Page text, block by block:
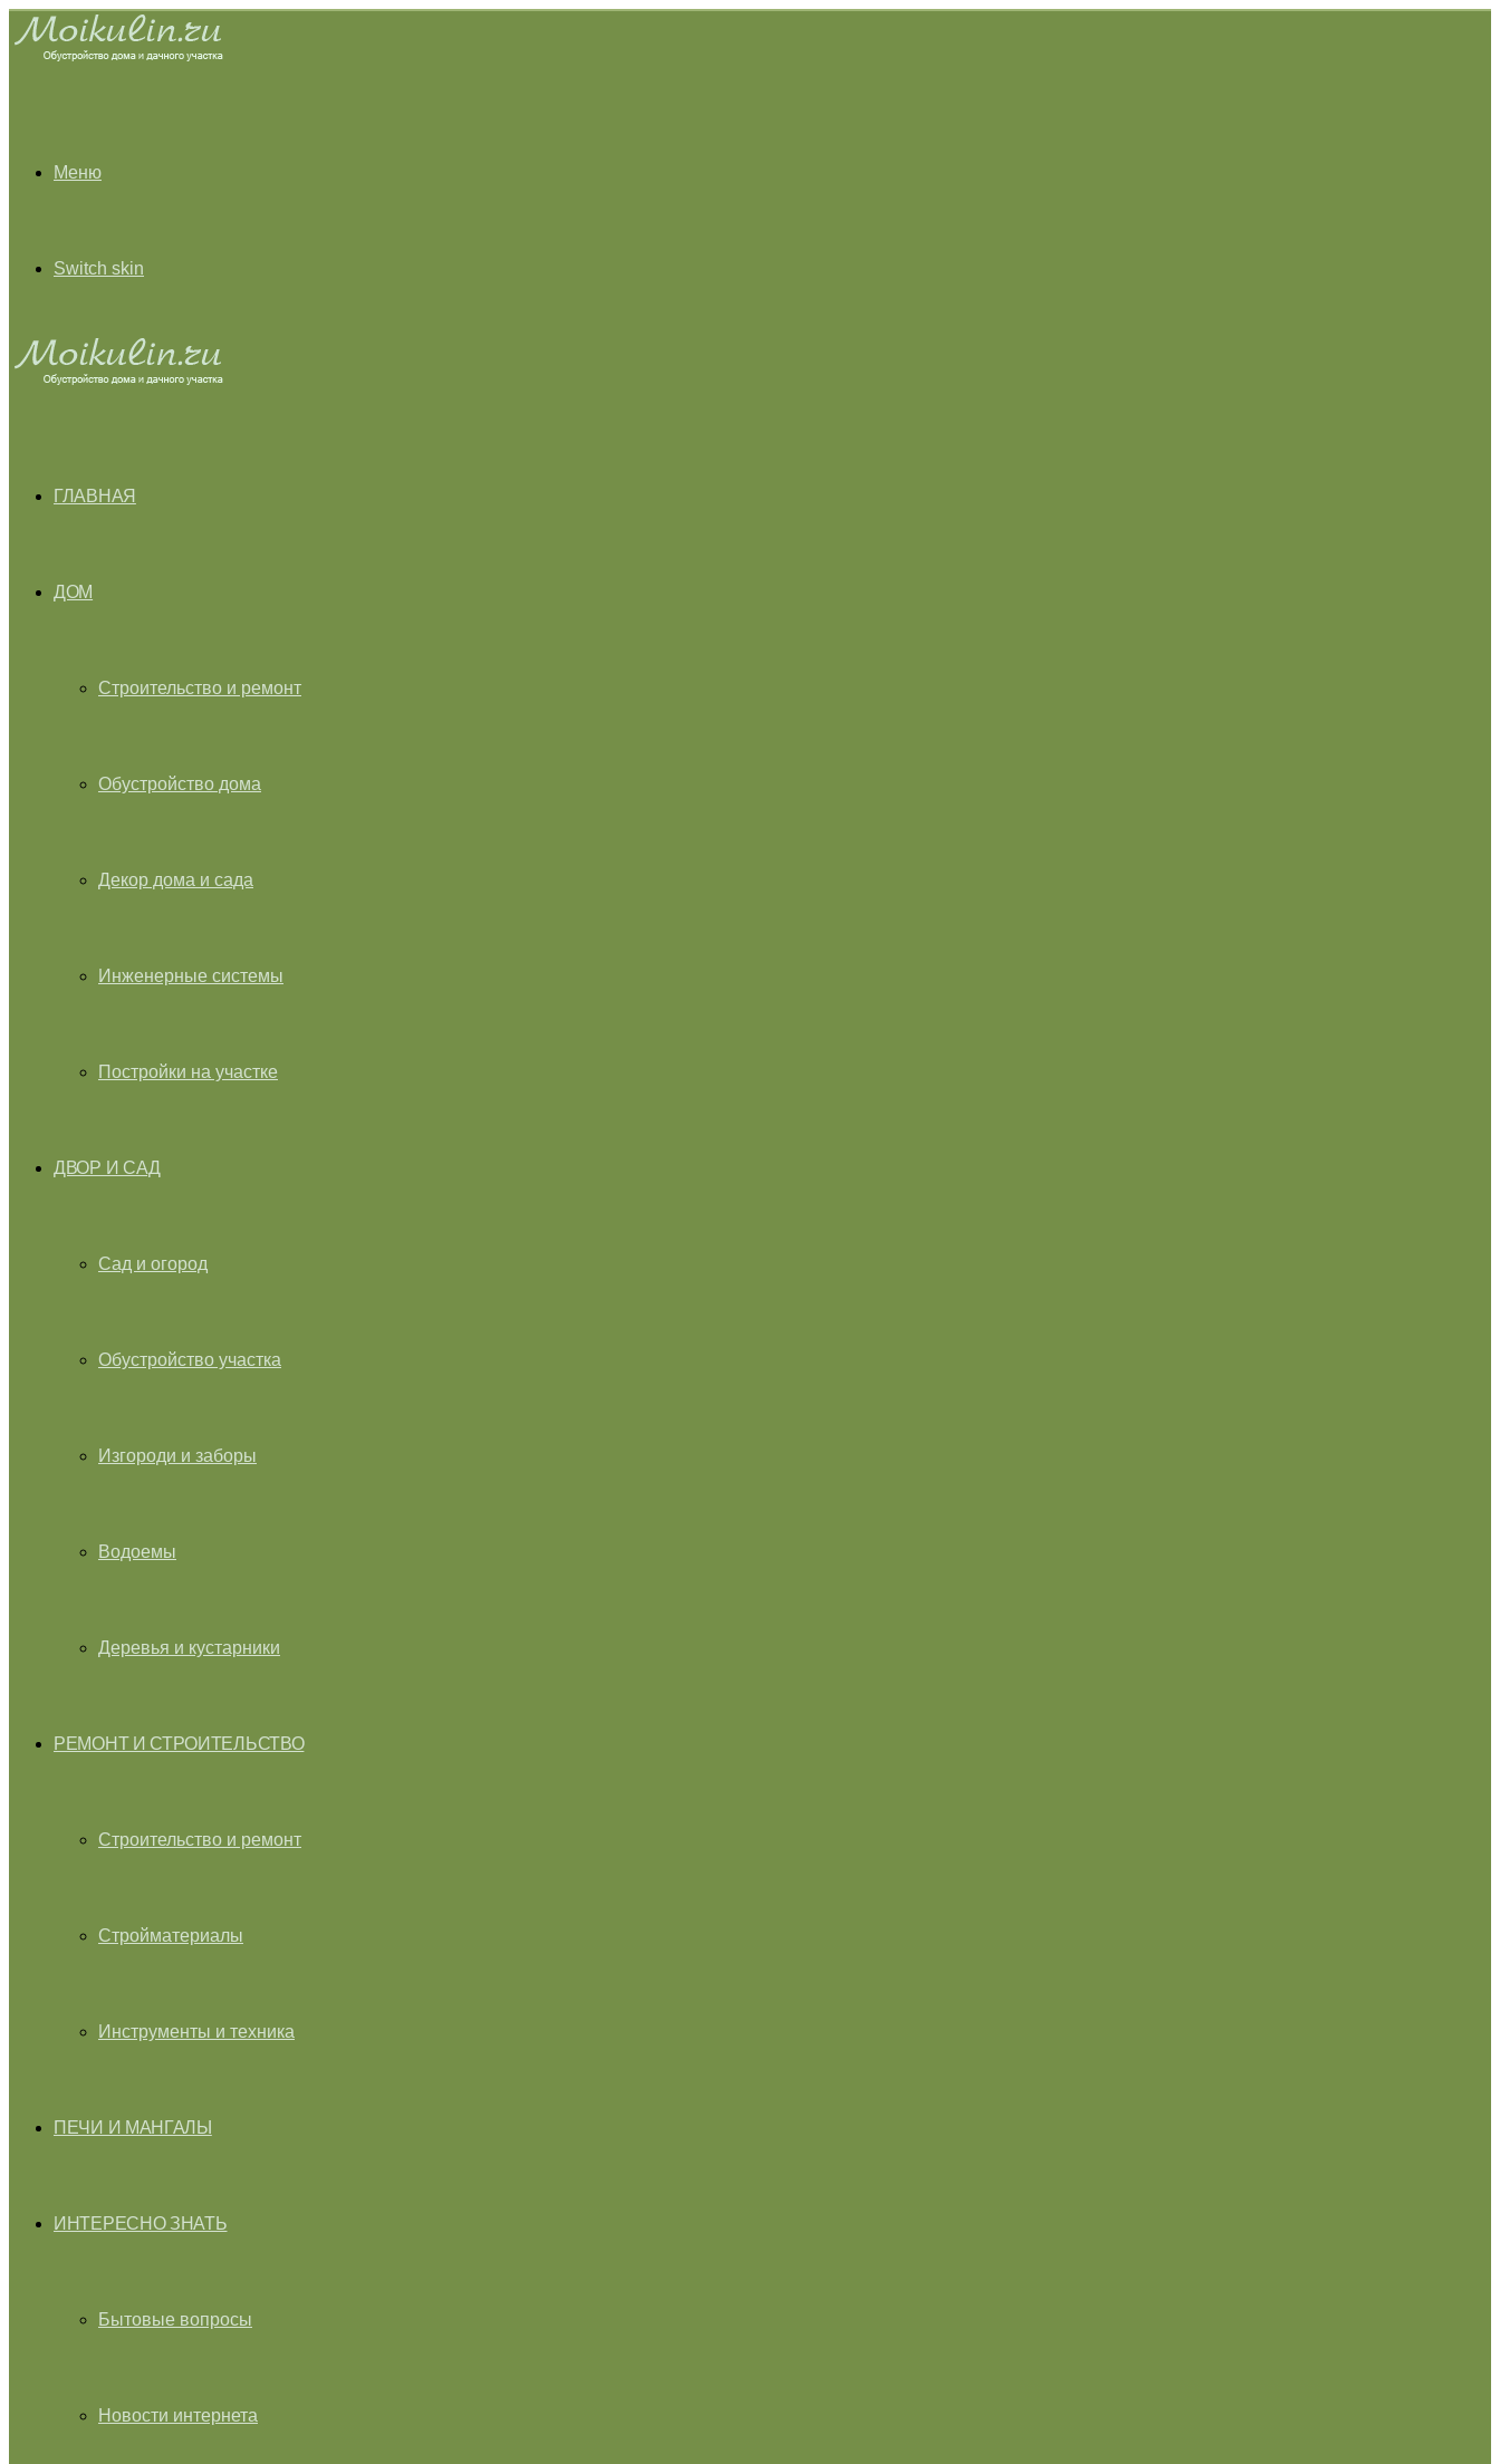
Меню
Switch skin
ГЛАВНАЯ
ДОМ
Строительство и ремонт
Обустройство дома
Декор дома и сада
Инженерные системы
Постройки на участке
ДВОР И САД
Сад и огород
Обустройство участка
Изгороди и заборы
Водоемы
Деревья и кустарники
РЕМОНТ И СТРОИТЕЛЬСТВО
Строительство и ремонт
Стройматериалы
Инструменты и техника
ПЕЧИ И МАНГАЛЫ
ИНТЕРЕСНО ЗНАТЬ
Бытовые вопросы
Новости интернета